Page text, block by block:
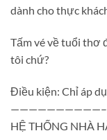
dành cho thực
Tấm vé về tuổi thơ
tôi chứ?
Điều kiện: Chỉ áp
——————————–
HỆ THỐNG NHÀ